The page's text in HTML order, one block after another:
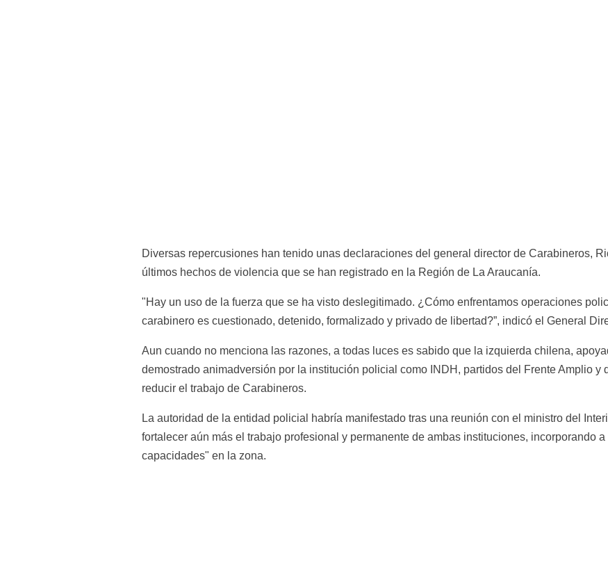
Diversas repercusiones han tenido unas declaraciones del general director de Carabineros,
últimos hechos de violencia que se han registrado en la Región de La Araucanía.
"Hay un uso de la fuerza que se ha visto deslegitimado. ¿Cómo enfrentamos operaciones
carabinero es cuestionado, detenido, formalizado y privado de libertad?”, indicó el General
Aun cuando no menciona las razones, a todas luces es sabido que la izquierda chilena,
demostrado animadversión por la institución policial como INDH, partidos del Frente Amplio y
reducir el trabajo de Carabineros.
La autoridad de la entidad policial habría manifestado tras una reunión con el ministro del
fortalecer aún más el trabajo profesional y permanente de ambas instituciones, incorporando
capacidades" en la zona.